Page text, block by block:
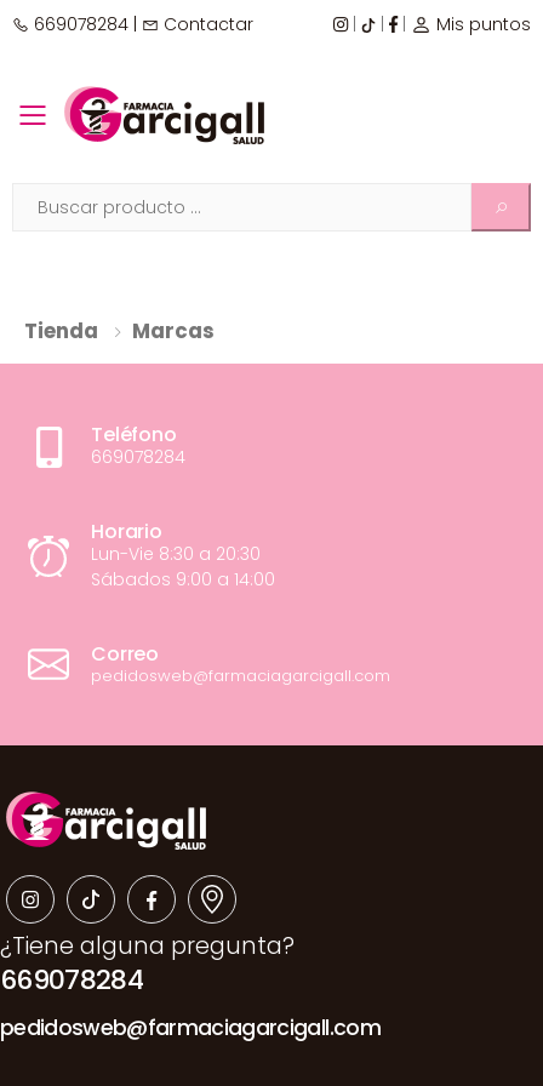
669078284 | Contactar | | | Mis puntos
Toggle mobile menu
Tienda Marcas
Teléfono
669078284
Horario
Lun-Vie 8:30 a 20:30
Sábados 9:00 a 14:00
Correo
pedidosweb@farmaciagarcigall.com
¿Tiene alguna pregunta?
669078284
pedidosweb@farmaciagarcigall.com